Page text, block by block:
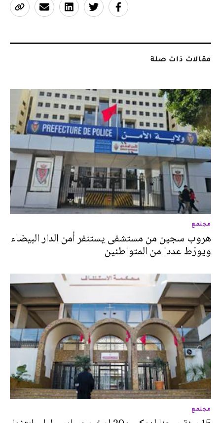
مقالات ذات صلة
مجتمع
هروب سجين من مستشفى يستنفر أمن الدار البيضاء
ويورّط عددا من المتواطئين
مجتمع